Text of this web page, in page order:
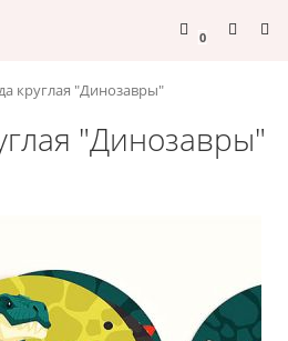
0
круглая "Динозавры"
"Динозавры"